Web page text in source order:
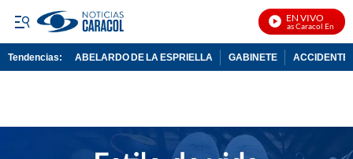
EN VIVO
Noticias Caracol En Vivo
Tendencias: ABELARDO DE LA ESPRIELLA GABINETE ACCIDENTE